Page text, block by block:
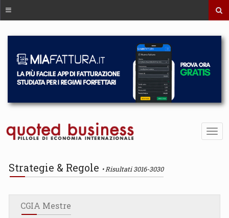
Strategie & Regole Risultati 3016-3030
CGIA Mestre